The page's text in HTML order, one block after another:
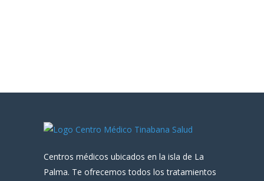
Centros médicos ubicados en la isla de La
Palma. Te ofrecemos todos los tratamientos